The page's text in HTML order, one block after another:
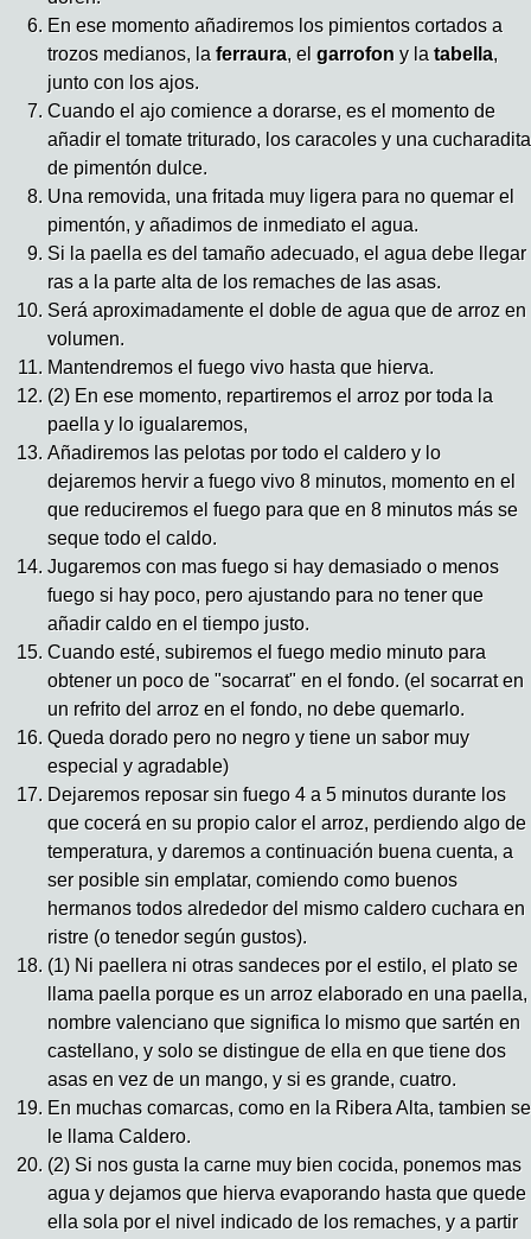
En ese momento añadiremos los pimientos cortados a
trozos medianos, la ferraura, el garrofon y la tabella,
junto con los ajos.
Cuando el ajo comience a dorarse, es el momento de
añadir el tomate triturado, los caracoles y una cucharadita
de pimentón dulce.
Una removida, una fritada muy ligera para no quemar el
pimentón, y añadimos de inmediato el agua.
Si la paella es del tamaño adecuado, el agua debe llegar
ras a la parte alta de los remaches de las asas.
Será aproximadamente el doble de agua que de arroz en
volumen.
Mantendremos el fuego vivo hasta que hierva.
(2) En ese momento, repartiremos el arroz por toda la
paella y lo igualaremos,
Añadiremos las pelotas por todo el caldero y lo
dejaremos hervir a fuego vivo 8 minutos, momento en el
que reduciremos el fuego para que en 8 minutos más se
seque todo el caldo.
Jugaremos con mas fuego si hay demasiado o menos
fuego si hay poco, pero ajustando para no tener que
añadir caldo en el tiempo justo.
Cuando esté, subiremos el fuego medio minuto para
obtener un poco de "socarrat" en el fondo. (el socarrat en
un refrito del arroz en el fondo, no debe quemarlo.
Queda dorado pero no negro y tiene un sabor muy
especial y agradable)
Dejaremos reposar sin fuego 4 a 5 minutos durante los
que cocerá en su propio calor el arroz, perdiendo algo de
temperatura, y daremos a continuación buena cuenta, a
ser posible sin emplatar, comiendo como buenos
hermanos todos alrededor del mismo caldero cuchara en
ristre (o tenedor según gustos).
(1) Ni paellera ni otras sandeces por el estilo, el plato se
llama paella porque es un arroz elaborado en una paella,
nombre valenciano que significa lo mismo que sartén en
castellano, y solo se distingue de ella en que tiene dos
asas en vez de un mango, y si es grande, cuatro.
En muchas comarcas, como en la Ribera Alta, tambien se
le llama Caldero.
(2) Si nos gusta la carne muy bien cocida, ponemos mas
agua y dejamos que hierva evaporando hasta que quede
ella sola por el nivel indicado de los remaches, y a partir